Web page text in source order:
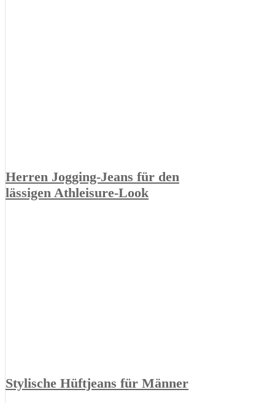
Herren Jogging-Jeans für den
lässigen Athleisure-Look
Stylische Hüftjeans für Männer